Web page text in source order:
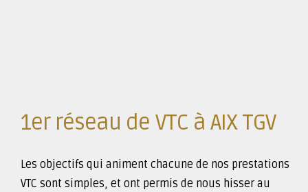
1er réseau de VTC à AIX TGV
Les objectifs qui animent chacune de nos prestations
VTC sont simples, et ont permis de nous hisser au